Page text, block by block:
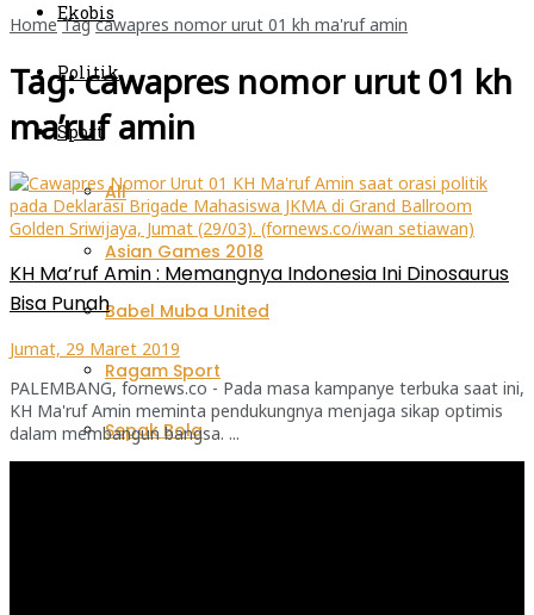
Ekobis
Politik
Sport
All
Asian Games 2018
Babel Muba United
Ragam Sport
Sepak Bola
Home Tag cawapres nomor urut 01 kh ma'ruf amin
Tag:cawapres nomor urut 01 kh
ma’ruf amin
KH Ma’ruf Amin : Memangnya Indonesia Ini Dinosaurus
Bisa Punah
Jumat, 29 Maret 2019
PALEMBANG, fornews.co - Pada masa kampanye terbuka saat ini,
KH Ma'ruf Amin meminta pendukungnya menjaga sikap optimis
dalam membangun bangsa. ...